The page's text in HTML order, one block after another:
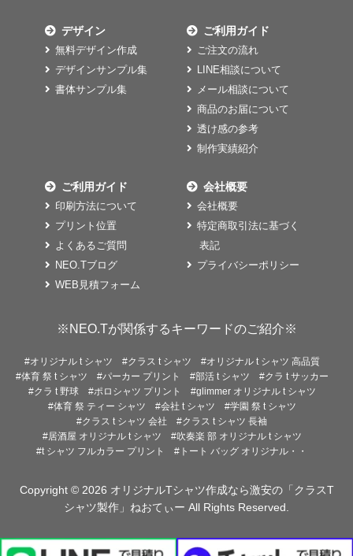
デザイン
無料デザイン作成
デザインサンプル集
書体サンプル集
ご利用ガイド
ご注文の流れ
LINE相談について
メール相談について
商品のお届について
透け感の参考
制作実績紹介
ご利用ガイド
印刷方法について
プリント位置
よくあるご質問
NEO.Tブログ
WEB見積フォーム
会社概要
会社概要
特定商取引法に基づく
表記
プライバシーポリシー
※NEO.Tが関係するキーワードのご紹介※
#オリジナル t シャツ #クラス t シャツ
#オリジナル t シャツ 高品質
#体育 祭 t シャツ
#パーカー プリント #部活 t シャツ
#クラ t サッカー
#クラ t 野球
#ポロシャツ プリント
#glimmer オリジナル t シャツ
#体育 祭 ティー シャツ
#会社 t シャツ
#学園 祭 t シャツ
#クラス t シャツ 会社
#クラス t シャツ 長袖
#居酒屋 オリジナル t シャツ
#吹奏楽 部 オリジナル t シャツ
#t シャツ フルカラー プリント
#トート バッグ オリジナル・・
Copyright © 2026 オリジナルTシャツ作成なら激安の「クラスT
シャツ製作」ねおてぃー All Rights Reserved.